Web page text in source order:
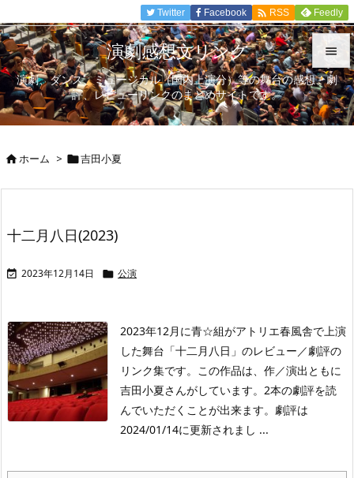


メニュ

Twitter Facebook  RSS Feedly
演劇感想文リンク
演劇、ダンス、ミュージカル（国内上演分）等の舞台の感想、劇
評、レビューリンクのまとめサイトです。
ホーム > 吉田小夏
十二月八日(2023)
 2023年12月14日  公演
2023年12月に青☆組がアトリエ春風舎で上演
した舞台「十二月八日」のレビュー／劇評の
リンク集です。この作品は、作／演出ともに
吉田小夏さんがしています。2本の劇評を読
んでいただくことが出来ます。劇評は
2024/01/14に更新されまし ...